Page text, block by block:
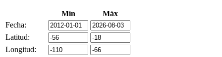
Mín
Máx
Fecha:
Latitud:
Longitud: